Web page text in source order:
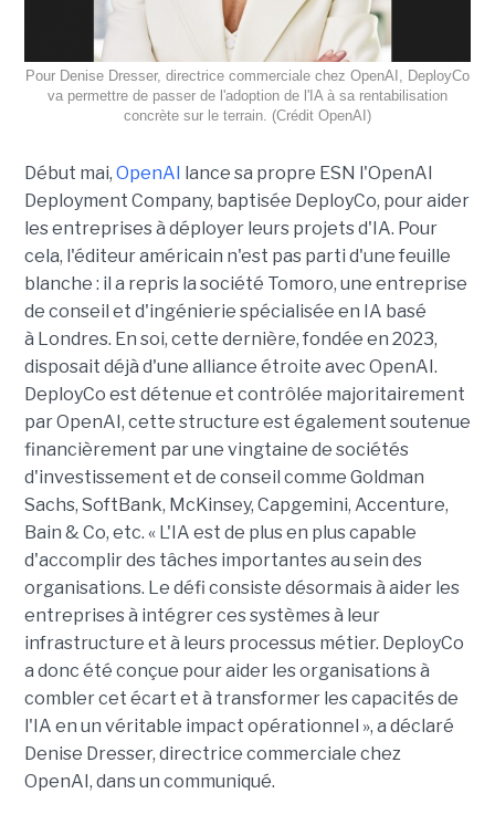
Pour Denise Dresser, directrice commerciale chez OpenAI, DeployCo
va permettre de passer de l'adoption de l'IA à sa rentabilisation
concrète sur le terrain. (Crédit OpenAI)
Début mai, OpenAI lance sa propre ESN l'OpenAI
Deployment Company, baptisée DeployCo, pour aider
les entreprises à déployer leurs projets d'IA. Pour
cela, l'éditeur américain n'est pas parti d'une feuille
blanche : il a repris la société Tomoro, une entreprise
de conseil et d'ingénierie spécialisée en IA basé
à Londres. En soi, cette dernière, fondée en 2023,
disposait déjà d'une alliance étroite avec OpenAI.
DeployCo est détenue et contrôlée majoritairement
par OpenAI, cette structure est également soutenue
financièrement par une vingtaine de sociétés
d'investissement et de conseil comme Goldman
Sachs, SoftBank, McKinsey, Capgemini, Accenture,
Bain & Co, etc. « L'IA est de plus en plus capable
d'accomplir des tâches importantes au sein des
organisations. Le défi consiste désormais à aider les
entreprises à intégrer ces systèmes à leur
infrastructure et à leurs processus métier. DeployCo
a donc été conçue pour aider les organisations à
combler cet écart et à transformer les capacités de
l'IA en un véritable impact opérationnel », a déclaré
Denise Dresser, directrice commerciale chez
OpenAI, dans un communiqué.